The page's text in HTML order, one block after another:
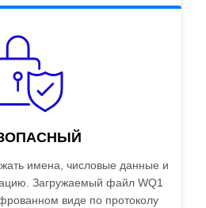
имена, числовые данные и
Загружаемый файл WQ1
виде по протоколу